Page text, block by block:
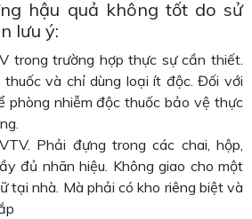
hậu quả không tốt do sử
lưu ý:
trong trường hợp thực sự cần thiết.
thuốc và chỉ dùng loại ít độc. Đối với
phòng nhiễm độc thuốc bảo vệ thực
Phải đựng trong các chai, hộp,
đủ nhãn hiệu. Không giao cho một
tại nhà. Mà phải có kho riêng biệt và